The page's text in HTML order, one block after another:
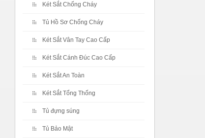
Két Sắt Chống Cháy
Tủ Hồ Sơ Chống Cháy
Két Sắt Vân Tay Cao Cấp
Két Sắt Cánh Đúc Cao Cấp
Két Sắt An Toàn
Két Sắt Tổng Thống
Tủ đựng súng
Tủ Bảo Mật